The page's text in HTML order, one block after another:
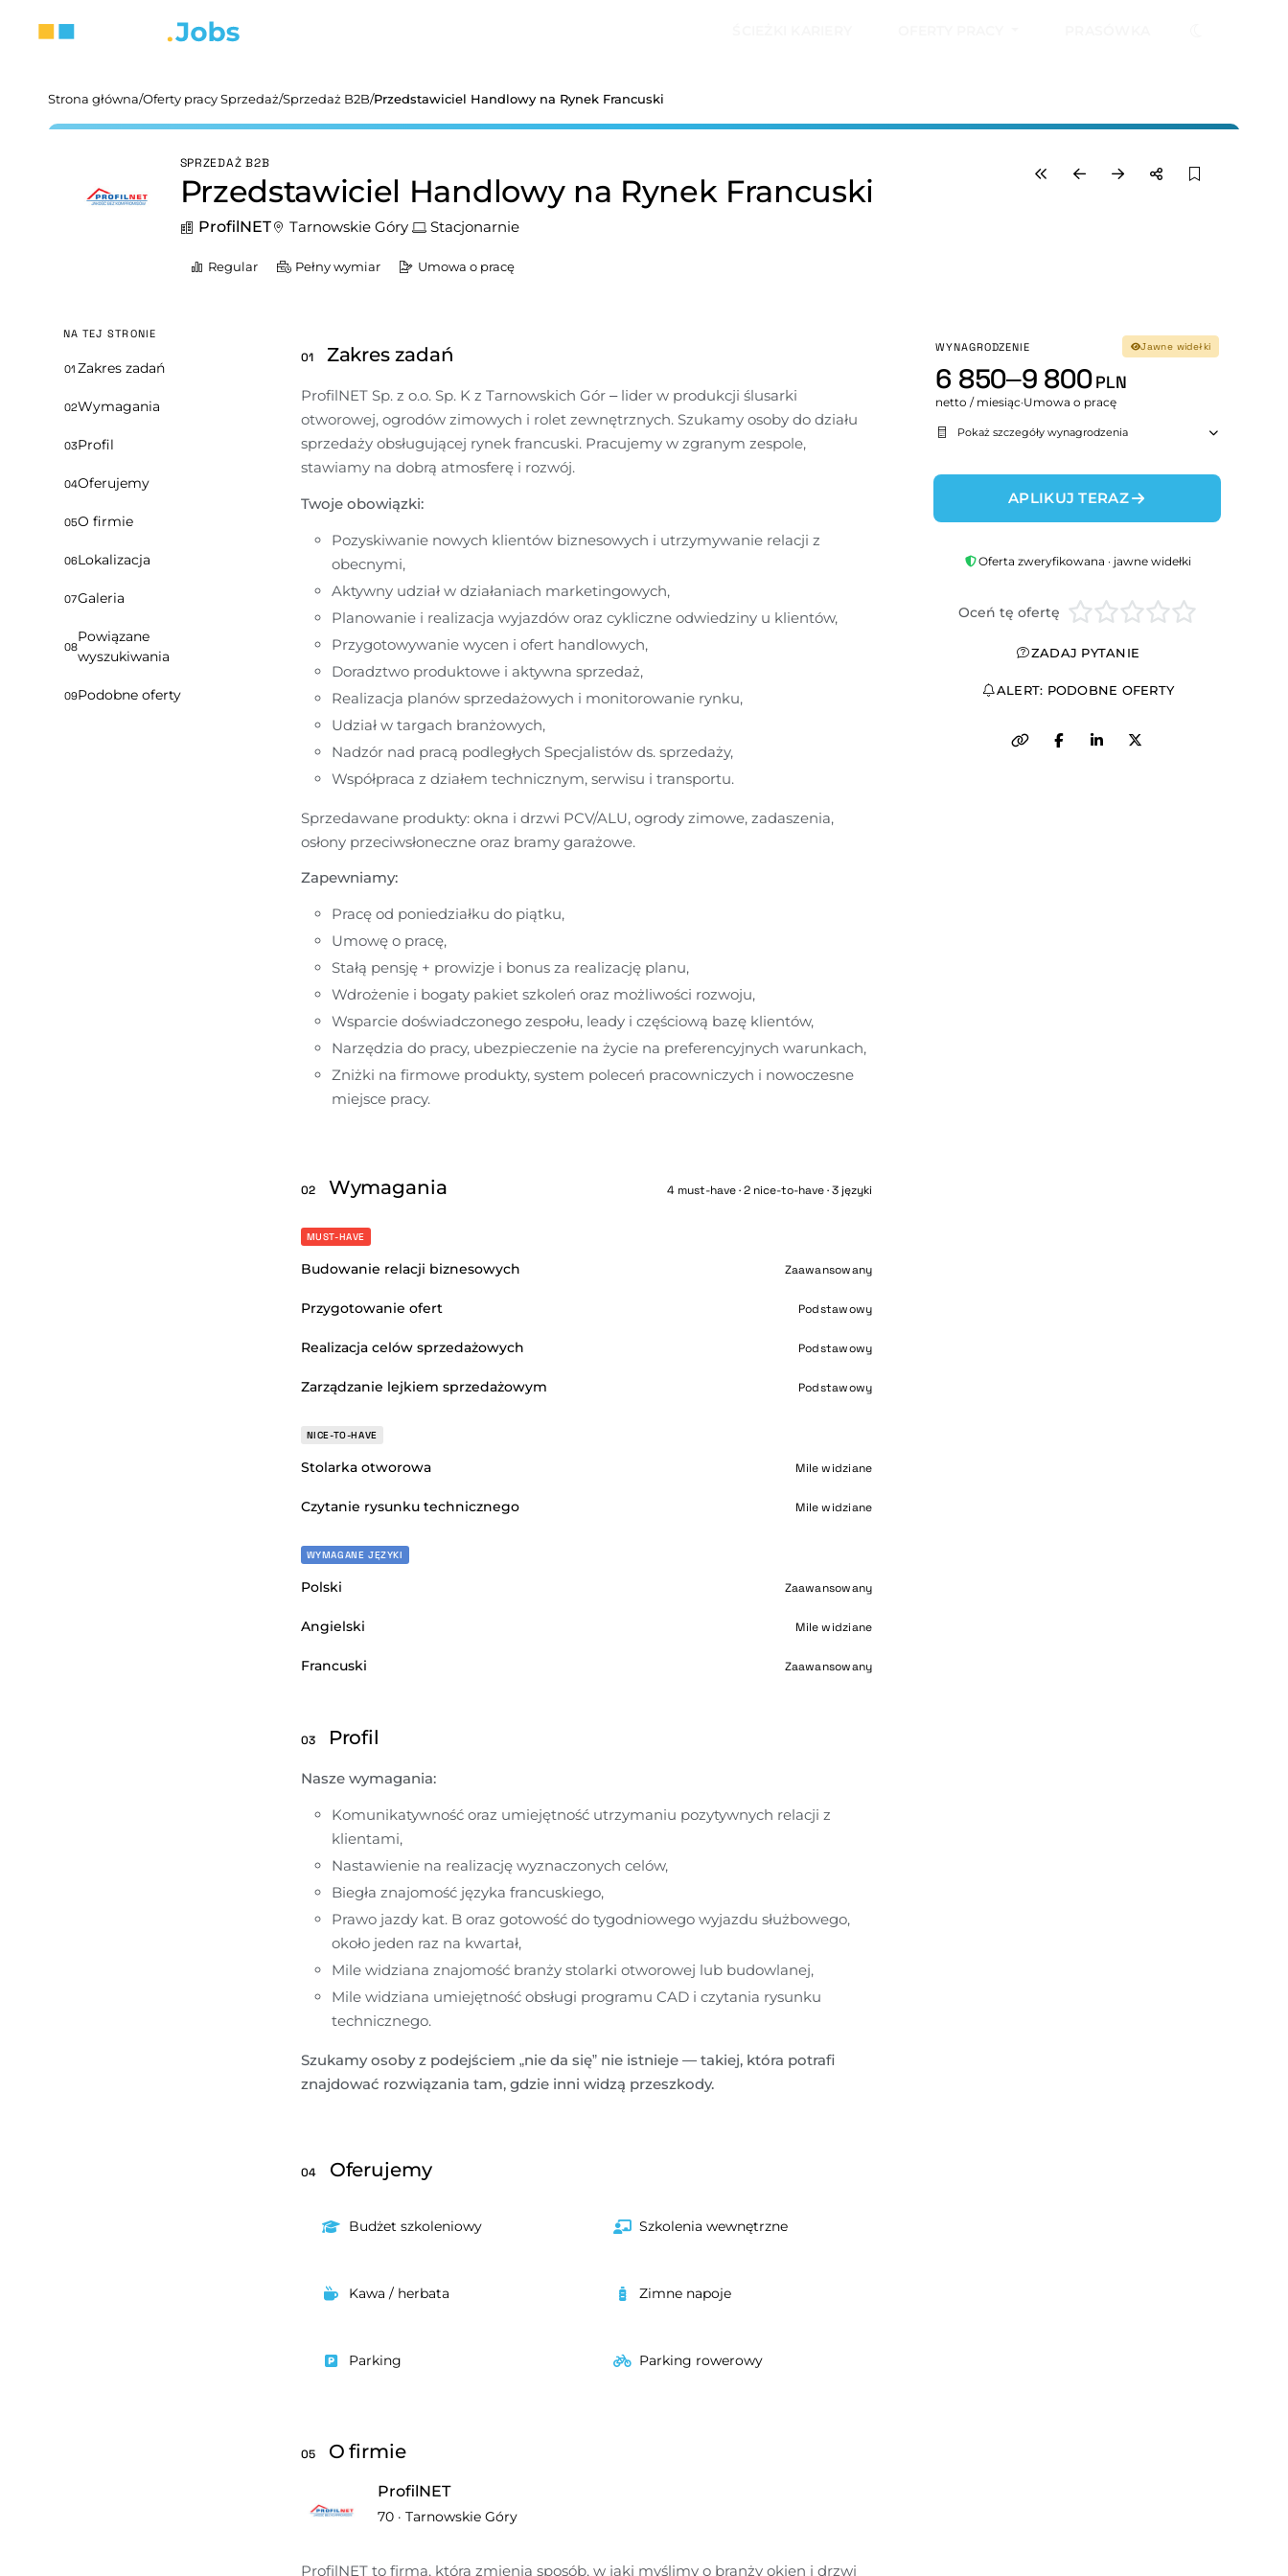
Strona główna/Oferty pracy Sprzedaż/Sprzedaż B2B/Przedstawiciel Handlowy na Rynek Francuski
SPRZEDAŻ B2B
Przedstawiciel Handlowy na Rynek Francuski
ProfilNET Tarnowskie Góry Stacjonarnie
Regular Pełny wymiar Umowa o pracę
NA TEJ STRONIE
01 Zakres zadań
02Wymagania
03Profil
04Oferujemy
05O firmie
06Lokalizacja
07Galeria
08
Powiązane
wyszukiwania
09Podobne oferty
01 Zakres zadań
ProfilNET Sp. z o.o. Sp. K z Tarnowskich Gór – lider w produkcji ślusarki
otworowej, ogrodów zimowych i rolet zewnętrznych. Szukamy osoby do działu
sprzedaży obsługującej rynek francuski. Pracujemy w zgranym zespole,
stawiamy na dobrą atmosferę i rozwój.
Twoje obowiązki:
Pozyskiwanie nowych klientów biznesowych i utrzymywanie relacji z
obecnymi,
Aktywny udział w działaniach marketingowych,
Planowanie i realizacja wyjazdów oraz cykliczne odwiedziny u klientów,
Przygotowywanie wycen i ofert handlowych,
Doradztwo produktowe i aktywna sprzedaż,
Realizacja planów sprzedażowych i monitorowanie rynku,
Udział w targach branżowych,
Nadzór nad pracą podległych Specjalistów ds. sprzedaży,
Współpraca z działem technicznym, serwisu i transportu.
Sprzedawane produkty: okna i drzwi PCV/ALU, ogrody zimowe, zadaszenia,
osłony przeciwsłoneczne oraz bramy garażowe.
Zapewniamy:
Pracę od poniedziałku do piątku,
Umowę o pracę,
Stałą pensję + prowizje i bonus za realizację planu,
Wdrożenie i bogaty pakiet szkoleń oraz możliwości rozwoju,
Wsparcie doświadczonego zespołu, leady i częściową bazę klientów,
Narzędzia do pracy, ubezpieczenie na życie na preferencyjnych warunkach,
Zniżki na firmowe produkty, system poleceń pracowniczych i nowoczesne
miejsce pracy.
02 Wymagania 4 must-have · 2 nice-to-have · 3 języki
MUST-HAVE
Budowanie relacji biznesowych Zaawansowany
Przygotowanie ofert Podstawowy
Realizacja celów sprzedażowych Podstawowy
Zarządzanie lejkiem sprzedażowym Podstawowy
NICE-TO-HAVE
Stolarka otworowa Mile widziane
Czytanie rysunku technicznego Mile widziane
WYMAGANE JĘZYKI
Polski Zaawansowany
Angielski Mile widziane
Francuski Zaawansowany
03 Profil
Nasze wymagania:
Komunikatywność oraz umiejętność utrzymaniu pozytywnych relacji z
klientami,
Nastawienie na realizację wyznaczonych celów,
Biegła znajomość języka francuskiego,
Prawo jazdy kat. B oraz gotowość do tygodniowego wyjazdu służbowego,
około jeden raz na kwartał,
Mile widziana znajomość branży stolarki otworowej lub budowlanej,
Mile widziana umiejętność obsługi programu CAD i czytania rysunku
technicznego.
Szukamy osoby z podejściem „nie da się” nie istnieje — takiej, która potrafi
znajdować rozwiązania tam, gdzie inni widzą przeszkody.
04 Oferujemy
Budżet szkoleniowy Szkolenia wewnętrzne
Kawa / herbata Zimne napoje
Parking Parking rowerowy
05 O firmie
ProfilNET
70 · Tarnowskie Góry
ProfilNET to firma, która zmienia sposób, w jaki myślimy o branży okien i drzwi
WYNAGRODZENIE Jawne widełki
6 850–9 800 PLN
netto / miesiąc·Umowa o pracę
Pokaż szczegóły wynagrodzenia
APLIKUJ TERAZ
Oferta zweryfikowana · jawne widełki
Oceń tę ofertę
ZADAJ PYTANIE
ALERT: PODOBNE OFERTY